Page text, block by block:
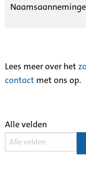
Lees meer over het
contact met ons op.
Alle velden